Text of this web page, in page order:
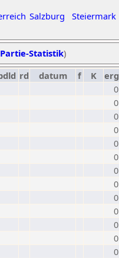
Salzburg Steiermark
Statistik)
rd datum f K erg
0
0
0
0
0
0
0
0
0
0
0
0
0